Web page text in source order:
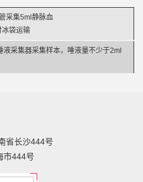
采集5ml静脉血
冰袋运输
液采集器采集样本，唾液量不少于2ml
省长沙444号
市444号